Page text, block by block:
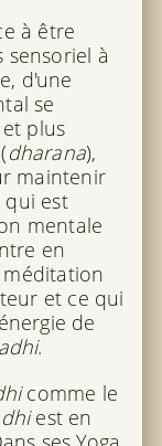
à être
sensoriel à
d'une
se
plus
dharana),
maintenir
est
mentale
en
méditation
et ce qui
de
.
comme le
est en